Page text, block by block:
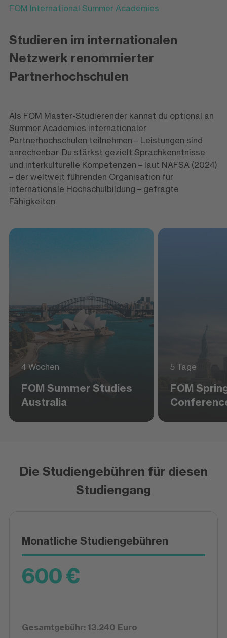
FOM International Summer Academies
Studieren im internationalen
Netzwerk renommierter
Partnerhochschulen
Als FOM Master-Studierender kannst du optional an
Summer Academies internationaler
Partnerhochschulen teilnehmen – Leistungen sind
anrechenbar. Du stärkst gezielt Sprachkenntnisse
und interkulturelle Kompetenzen – laut NAFSA (2024)
– der weltweit führenden Organisation für
internationale Hochschulbildung – gefragte
Fähigkeiten.
4 Wochen
FOM Summer Studies
Australia
5 Tage
FOM
Die Studiengebühren für diesen
Studiengang
Monatliche Studiengebühren
600 €
Gesamtgebühr: 13.240 Euro